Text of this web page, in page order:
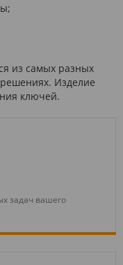
из самых разных
Изделие
ключей.
задач вашего